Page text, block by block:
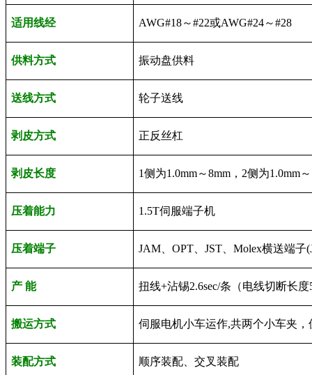
适用线经 AWG#18～#22或AWG#24～#28
供料方式 振动盘供料
送线方式 轮子送线
剥皮方式 正反丝杠
剥皮长度 1侧为1.0mm～8mm ， 2侧为1.0mm～
压着能力 1.5T伺服端子机
压着端子 JAM 、OPT 、JST 、Molex横送端子
产 能 扭线+沾锡2.6sec/条（电线切断长度
搬运方式 伺服电机小车运作,共两个小车夹
装配方式 顺序装配、交叉装配